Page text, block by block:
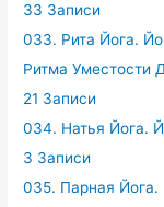
33 Записи
033. Рита Йога.
Ритма Уместости
21 Записи
034. Натья Йога.
3 Записи
035. Парная Йога.